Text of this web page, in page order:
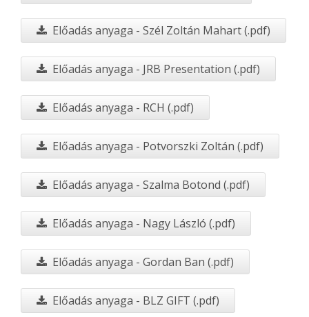
Előadás anyaga - Szél Zoltán Mahart (.pdf)
Előadás anyaga - JRB Presentation (.pdf)
Előadás anyaga - RCH (.pdf)
Előadás anyaga - Potvorszki Zoltán (.pdf)
Előadás anyaga - Szalma Botond (.pdf)
Előadás anyaga - Nagy László (.pdf)
Előadás anyaga - Gordan Ban (.pdf)
Előadás anyaga - BLZ GIFT (.pdf)